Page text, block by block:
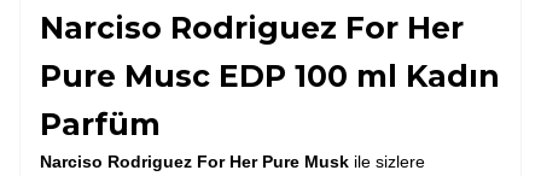
Narciso Rodriguez For Her
Pure Musc EDP 100 ml Kadın
Parfüm
Narciso Rodriguez For Her Pure Musk ile sizlere